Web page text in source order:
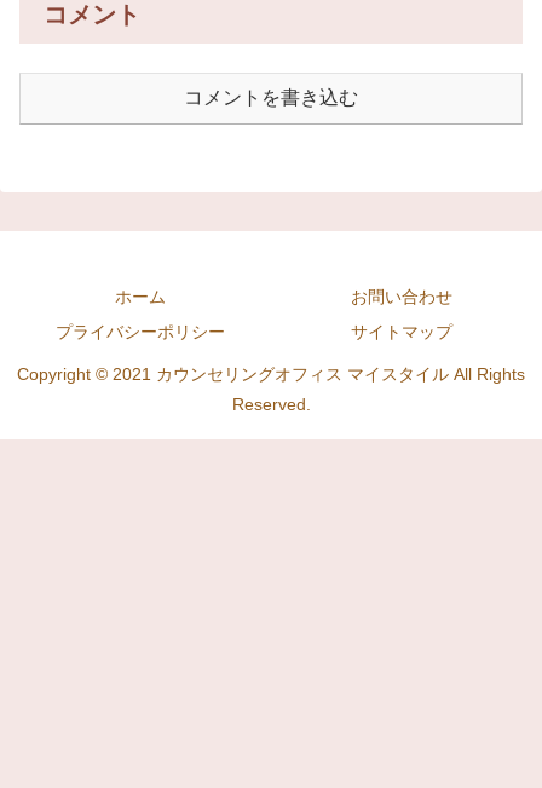
コメント
コメントを書き込む
ホーム
お問い合わせ
プライバシーポリシー
サイトマップ
Copyright © 2021 カウンセリングオフィス マイスタイル All Rights
Reserved.